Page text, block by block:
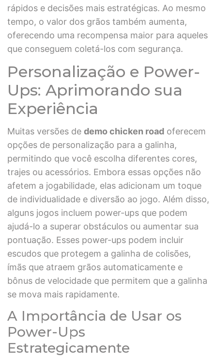
rápidos e decisões mais estratégicas. Ao mesmo
tempo, o valor dos grãos também aumenta,
oferecendo uma recompensa maior para aqueles
que conseguem coletá-los com segurança.
Personalização e Power-
Ups: Aprimorando sua
Experiência
Muitas versões de demo chicken road oferecem
opções de personalização para a galinha,
permitindo que você escolha diferentes cores,
trajes ou acessórios. Embora essas opções não
afetem a jogabilidade, elas adicionam um toque
de individualidade e diversão ao jogo. Além disso,
alguns jogos incluem power-ups que podem
ajudá-lo a superar obstáculos ou aumentar sua
pontuação. Esses power-ups podem incluir
escudos que protegem a galinha de colisões,
ímãs que atraem grãos automaticamente e
bônus de velocidade que permitem que a galinha
se mova mais rapidamente.
A Importância de Usar os
Power-Ups
Estrategicamente